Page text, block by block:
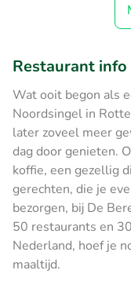
Restaurant info
Wat ooit begon als
Noordsingel in
later zoveel meer
dag door genieten.
koffie, een gezellig
gerechten, die je
bezorgen, bij De
50 restaurants en
Nederland, hoef je
maaltijd.